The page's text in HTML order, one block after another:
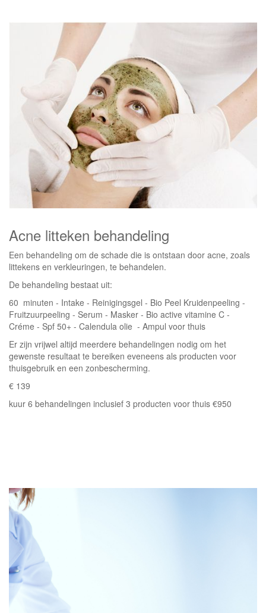
Acne litteken behandeling
Een behandeling om de schade die is ontstaan door acne, zoals
littekens en verkleuringen, te behandelen.
De behandeling bestaat uit:
60 minuten - Intake - Reinigingsgel - Bio Peel Kruidenpeeling -
Fruitzuurpeeling - Serum - Masker - Bio active vitamine C -
Créme - Spf 50+ - Calendula olie - Ampul voor thuis
Er zijn vrijwel altijd meerdere behandelingen nodig om het
gewenste resultaat te bereiken eveneens als producten voor
thuisgebruik en een zonbescherming.
€ 139
kuur 6 behandelingen inclusief 3 producten voor thuis €950